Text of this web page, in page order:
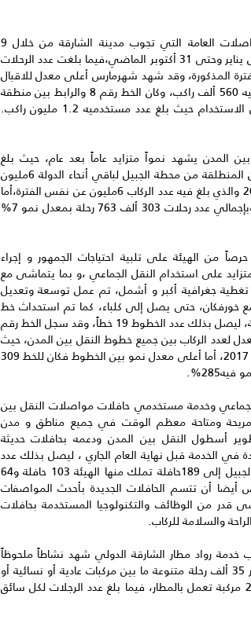
مشيراً إلى أن عدد مستخدمي حافلات المواصلات العامة التي تجوب مدينة الشارقة من خلال 9
خطوط،بلغ 5مليون و100 ألف راكب بدءً من أول يناير وحتى 31 أكتوبر الماضي،فيما بلغت عدد الرحلات
رحلة طوال الفترة المذكورة، وقد شهد شهرمارس أعلى معدل للاقبال
على استخدام الحافلات حيث بلغ عدد الركاب فيه 560 ألف راكب، وكان الخط رقم 8 والرابط بين منطقة
حيث بلغ عدد مستخدميه 1.2 مليون راكب.
المدن يشهد نمواً متزايد عاماً بعد عام، حيث بلغ
عددالركاب مستخدمين حافلات النقل بين المدن المنطلقة من محطة الجبيل لباقي أنحاء الدولة 6مليون
و244 ألف راكب، بزيادة قدرها 5% عن عام 2017 والذي بلغ فيه عدد الركاب 6مليون عن نفس الفترة،أما
معدل الركاب اليومي فقد بلغ 20,500 راكب ،وبإجمالي عدد رحلات 303 ألف 763 رحلة بمعدل نمو 7%
من الهيئة على تلبية احتياجات الجمهور و إجراء
على استخدام النقل الجماعي ،و بما يتماشى مع
تغطية جغرافية أكبر و أشمل، تم عمل توسعة وتعديل
يربط الشارقة مع خورفكان، حتى يصل إلى كلباء، كما تم استحداث خط
E311 و الذي يربط بين الشارقة و مترو الراشدية، ليصل بذلك عدد الخطوط 19 خطاً، وقد سجل الخط رقم
معدل لعدد الركاب بين جميع خطوط النقل بين المدن، حيث
استقبل665ألف راكب بزيادة قدرها 4% عن عام 2017، أما أعلى معدل نمو بين الخطوط فكان للخط 309
وخدمة مستخدمي حافلات مواصلات النقل بين
مريحة ومتاحة معظم الوقت في جميع مناطق و مدن
أسطول النقل بين المدن ودعمه بحافلات حديثة
الهيئة تدشين 22 حافلة جديدة في الخدمة قبل نهاية العام الجاري ، ليصل بذلك عدد
حافلات النقل بين المدن التي تعمل بمحطة الجبيل إلى 189حافلة تملك منها الهيئة 103 حافلة و64
أيضا أن تتسم الحافلات الجديدة بأحدث المواصفات
قدر من الوظائف والتكنولوجيا المستخدمة بحافلات
والسلامة للركاب.
رواد مطار الشارقة الدولي شهد نشاطاً ملحوظاً
طوال العام وعلى مدار الساعة، حيث تم تسيير 35 ألف رحلة متنوعة ما بين مركبات عادية أو نسائية أو
عائلية، بمعدل6رحلات يومياً لكل مركبة من 200 مركبة تعمل بالمطار، فيما بلغ عدد الرجلات لكل سائق